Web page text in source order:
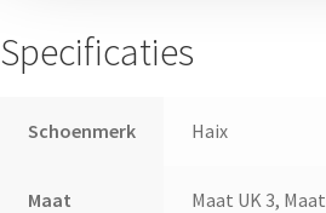
Specificaties
Schoenmerk Haix
Maat
Maat UK 3,